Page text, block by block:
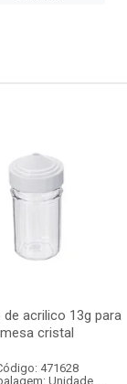
de acrilico 13g para
mesa cristal
471628
Unidade